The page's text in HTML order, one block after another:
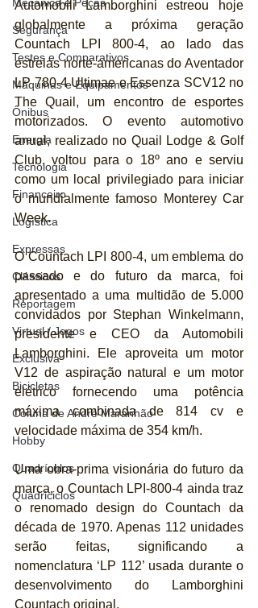
Segurança
Testes e Comparativos
Máquinas e Equipamentos
Ônibus
Energia
Tecnologia
Financeiro
Logística
Expressas
Clássicos
Reportagem
Virtual / Jogos
Exclusiva
Bicicletas
Coluna de André Maranhão
Hobby
Quadrículos
Quadriciclos
Automobili Lamborghini estreou hoje
globalmente a próxima geração
Countach LPI 800-4, ao lado das
estreias norte-americanas do Aventador
LP 780-4 Ultimae e Essenza SCV12 no
The Quail, um encontro de esportes
motorizados. O evento automotivo
anual, realizado no Quail Lodge & Golf
Club, voltou para o 18º ano e serviu
como um local privilegiado para iniciar
o mundialmente famoso Monterey Car
Week.
O Countach LPI 800-4, um emblema do
passado e do futuro da marca, foi
apresentado a uma multidão de 5.000
convidados por Stephan Winkelmann,
presidente e CEO da Automobili
Lamborghini. Ele aproveita um motor
V12 de aspiração natural e um motor
elétrico fornecendo uma potência
máxima combinada de 814 cv e
velocidade máxima de 354 km/h.
Uma obra-prima visionária do futuro da
marca, o Countach LPI-800-4 ainda traz
o renomado design do Countach da
década de 1970. Apenas 112 unidades
serão feitas, significando a
nomenclatura ‘LP 112’ usada durante o
desenvolvimento do Lamborghini
Countach original.